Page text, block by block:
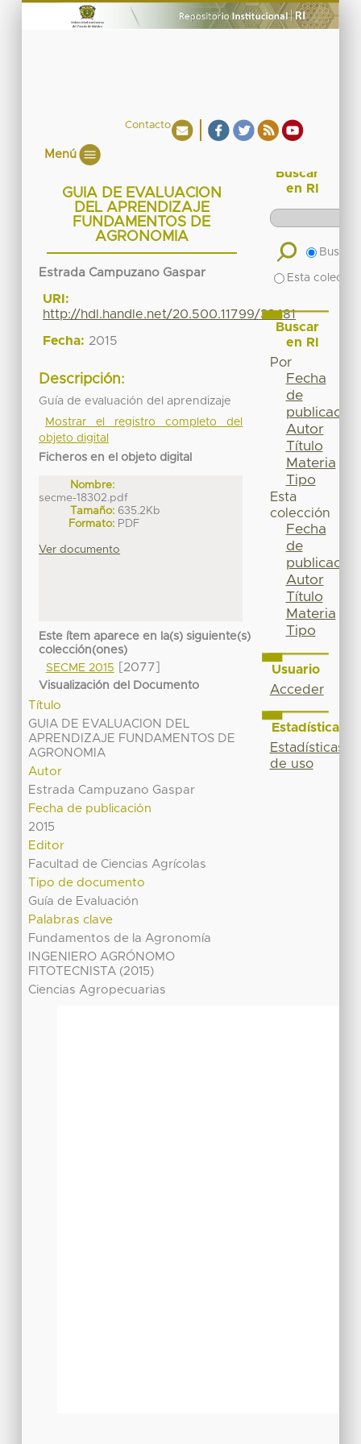
Contacto
Menú
GUIA DE EVALUACION
DEL APRENDIZAJE
FUNDAMENTOS DE
AGRONOMIA
Estrada Campuzano Gaspar
URI:
http://hdl.handle.net/20.500.11799/33481
Fecha: 2015
Descripción:
Guía de evaluación del aprendizaje
Mostrar el registro completo del
objeto digital
Ficheros en el objeto digital
Nombre:
secme-18302.pdf
Tamaño: 635.2Kb
Formato: PDF
Ver documento
Este ítem aparece en la(s) siguiente(s)
colección(ones)
SECME 2015
[2077]
Visualización del Documento
Título
GUIA DE EVALUACION DEL
APRENDIZAJE FUNDAMENTOS DE
AGRONOMIA
Autor
Estrada Campuzano Gaspar
Fecha de publicación
2015
Editor
Facultad de Ciencias Agrícolas
Tipo de documento
Guía de Evaluación
Palabras clave
Fundamentos de la Agronomía
INGENIERO AGRÓNOMO
FITOTECNISTA (2015)
Ciencias Agropecuarias
Buscar
en RI
Buscar
Esta
Buscar
en RI
Por
Fecha
de
publicación
Autor
Título
Materia
Tipo
Esta
colección
Fecha
de
publicación
Autor
Título
Materia
Tipo
Usuario
Acceder
Estadísticas
Estadísticas
de uso